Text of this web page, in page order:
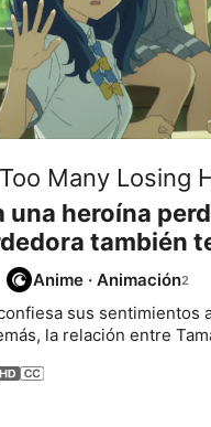
Many Losing
una heroína
también
Anime ·Animación
sus sentimientos
la relación entre